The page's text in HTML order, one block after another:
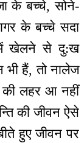
के बच्चे, सोने-
के बच्चे सदा
में खेलने से दु:ख
भी हैं, तो नालेज
लहर आ नहीं
की जीवन ऐसे
हुए जीवन पर